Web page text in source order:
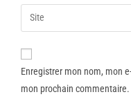
Enregistrer mon nom, mon
mon prochain commentaire.